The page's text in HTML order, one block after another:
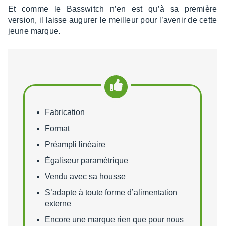
Et comme le Bass­witch n’en est qu’à sa première
version, il laisse augu­rer le meilleur pour l’ave­nir de cette
jeune marque.
Points forts
Fabrication
Format
Préampli linéaire
Égaliseur paramétrique
Vendu avec sa housse
S’adapte à toute forme d’alimentation
externe
Encore une marque rien que pour nous